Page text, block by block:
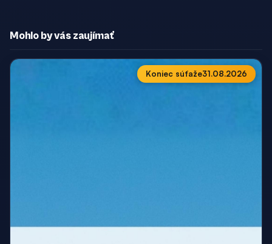
Mohlo by vás zaujímať
Koniec súťaže31.08.2026